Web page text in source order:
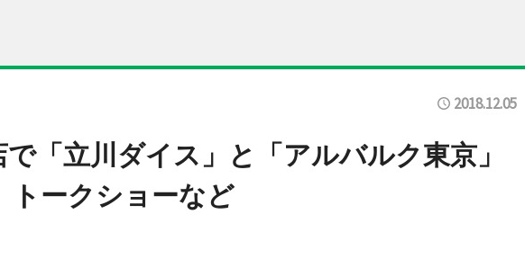
2018.12.05
「立川ダイス」と「アルバルク東京」
ークショーなど